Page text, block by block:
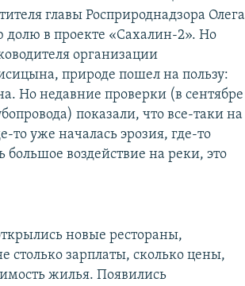
главы Росприроднадзора Олега
долю в проекте «Сахалин-2». Но
организации
природе пошел на пользу:
Но недавние проверки (в сентябре
показали, что все-таки на
то уже началась эрозия, где-то
большое воздействие на реки, это
новые рестораны,
столько зарплаты, сколько цены,
жилья. Появились